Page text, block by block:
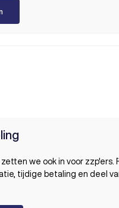
we ook in voor zzp'ers.
tijdige betaling en deel